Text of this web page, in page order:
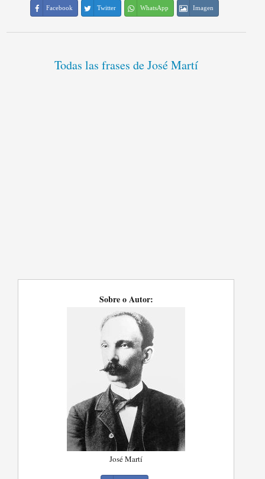
Facebook Twitter WhatsApp Imagen
Todas las frases de José Martí
Sobre o Autor:
José Martí